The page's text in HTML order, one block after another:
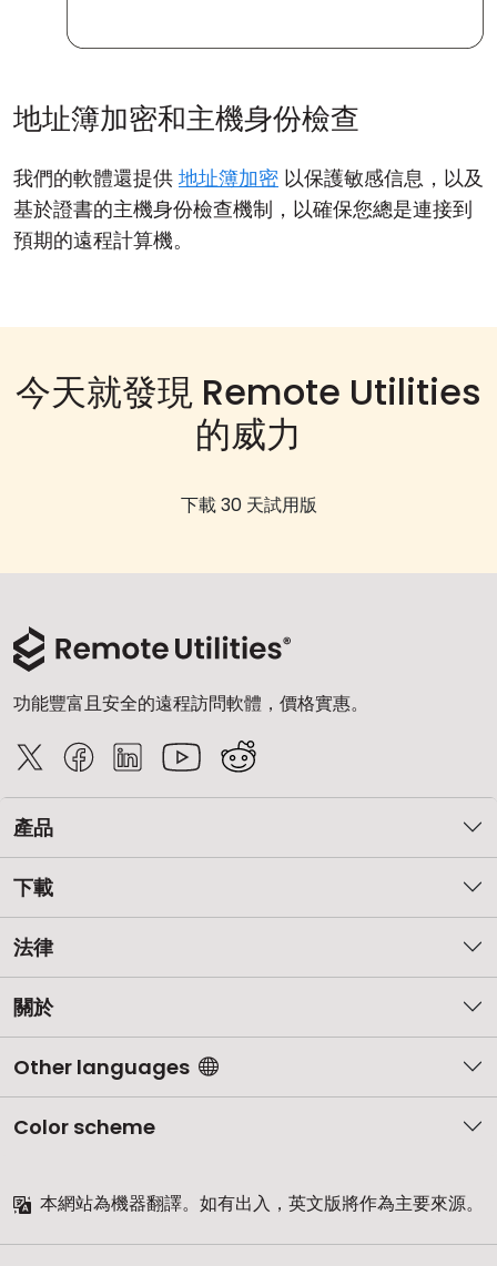
地址簿加密和主機身份檢查
我們的軟體還提供 地址簿加密 以保護敏感信息，以及
基於證書的主機身份檢查機制，以確保您總是連接到
預期的遠程計算機。
今天就發現 Remote Utilities
的威力
下載 30 天試用版
功能豐富且安全的遠程訪問軟體，價格實惠。
產品
下載
法律
關於
Other languages
Color scheme
本網站為機器翻譯。如有出入，英文版將作為主要來源。